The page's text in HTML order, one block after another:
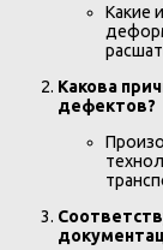
Какие
Какова
дефектов?